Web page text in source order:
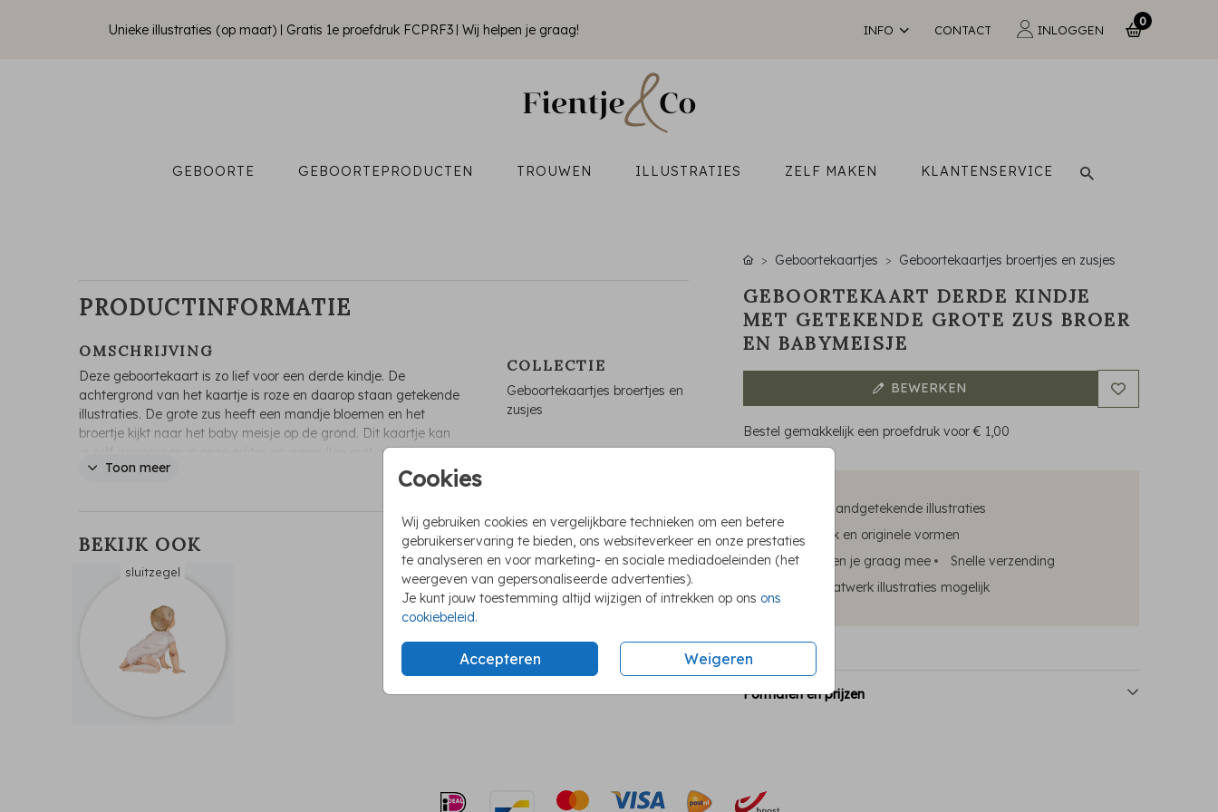
Unieke illustraties (op maat) Gratis 1e proefdruk FCPRF3 Wij helpen je graag! INFO CONTACT INLOGGEN
0
GEBOORTE GEBOORTEPRODUCTEN TROUWEN ILLUSTRATIES ZELF MAKEN KLANTENSERVICE
Cookies
Wij gebruiken cookies en vergelijkbare technieken om een betere
gebruikerservaring te bieden, ons websiteverkeer en onze prestaties
te analyseren en voor marketing- en sociale mediadoeleinden (het
weergeven van gepersonaliseerde advertenties).
Je kunt jouw toestemming altijd wijzigen of intrekken op ons ons
cookiebeleid.
Accepteren Weigeren
PRODUCTINFORMATIE
OMSCHRIJVING
Deze geboortekaart is zo lief voor een derde kindje. De
achtergrond van het kaartje is roze en daarop staan getekende
illustraties. De grote zus heeft een mandje bloemen en het
broertje kijkt naar het baby meisje op de grond. Dit kaartje kan
je zelf aanpassen in onze editor en aanvullen met andere
illustraties in dit thema.
Toon meer
COLLECTIE
Geboortekaartjes broertjes en
zusjes
BEKIJK OOK
sluitzegel
Geboortekaartjes Geboortekaartjes broertjes en zusjes
GEBOORTEKAART DERDE KINDJE
MET GETEKENDE GROTE ZUS BROER
EN BABYMEISJE
BEWERKEN
Bestel gemakkelijk een proefdruk voor€ 1,00
Unieke handgetekende illustraties
Foliedruk en originele vormen
We helpen je graag mee
Snelle verzending
Ook maatwerk illustraties mogelijk
Formaten en prijzen